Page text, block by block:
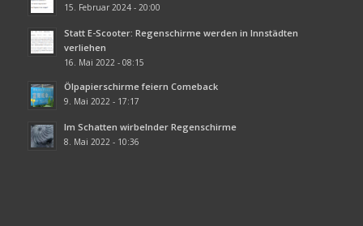
15. Februar 2024 - 20:00
Statt E-Scooter: Regenschirme werden in Innstädten
verliehen
16. Mai 2022 - 08:15
Ölpapierschirme feiern Comeback
9. Mai 2022 - 17:17
Im Schatten wirbelnder Regenschirme
8. Mai 2022 - 10:36